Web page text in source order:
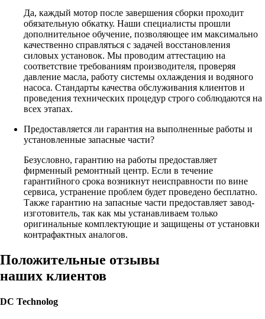
Да, каждый мотор после завершения сборки проходит
обязательную обкатку. Наши специалисты прошли
дополнительное обучение, позволяющее им максимально
качественно справляться с задачей восстановления
силовых установок. Мы проводим аттестацию на
соответствие требованиям производителя, проверяя
давление масла, работу системы охлаждения и водяного
насоса. Стандарты качества обслуживания клиентов и
проведения технических процедур строго соблюдаются на
всех этапах.
Предоставляется ли гарантия на выполненные работы и
установленные запасные части?
Безусловно, гарантию на работы предоставляет
фирменный ремонтный центр. Если в течение
гарантийного срока возникнут неисправности по вине
сервиса, устранение проблем будет проведено бесплатно.
Также гарантию на запасные части предоставляет завод-
изготовитель, так как мы устанавливаем только
оригинальные комплектующие и защищены от установки
контрафактных аналогов.
Положительные отзывы
наших клиентов
DC Technolog